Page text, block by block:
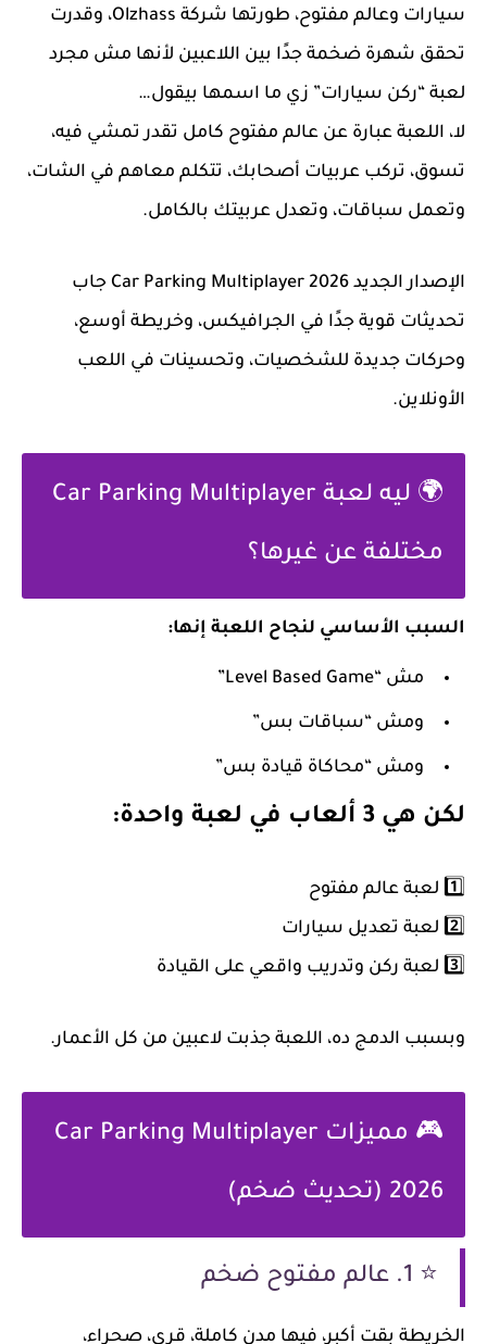
سيارات وعالم مفتوح، طورتها شركة Olzhass، وقدرت
تحقق شهرة ضخمة جدًا بين اللاعبين لأنها مش مجرد
لعبة “ركن سيارات” زي ما اسمها بيقول…
لا، اللعبة عبارة عن عالم مفتوح كامل تقدر تمشي فيه،
تسوق، تركب عربيات أصحابك، تتكلم معاهم في الشات،
وتعمل سباقات، وتعدل عربيتك بالكامل.
الإصدار الجديد Car Parking Multiplayer 2026 جاب
تحديثات قوية جدًا في الجرافيكس، وخريطة أوسع،
وحركات جديدة للشخصيات، وتحسينات في اللعب
الأونلاين.
🌍 ليه لعبة Car Parking Multiplayer
مختلفة عن غيرها؟
السبب الأساسي لنجاح اللعبة إنها:
مش “Level Based Game”
ومش “سباقات بس”
ومش “محاكاة قيادة بس”
لكن هي 3 ألعاب في لعبة واحدة :
1️⃣ لعبة عالم مفتوح
2️⃣ لعبة تعديل سيارات
3️⃣ لعبة ركن وتدريب واقعي على القيادة
وبسبب الدمج ده، اللعبة جذبت لاعبين من كل الأعمار.
🎮 مميزات Car Parking Multiplayer
2026 (تحديث ضخم)
⭐ 1. عالم مفتوح ضخم
الخريطة بقت أكبر، فيها مدن كاملة، قرى، صحراء،